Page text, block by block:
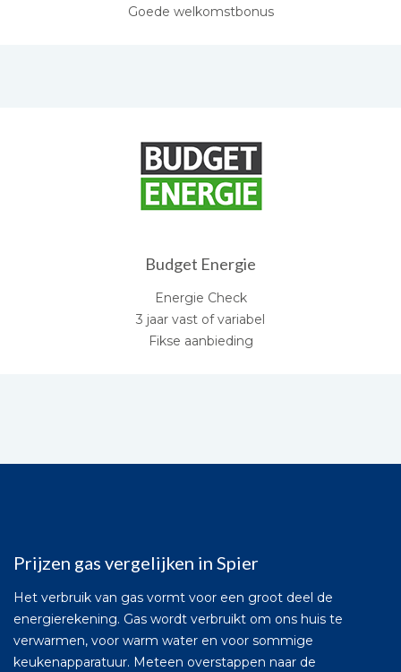
Goede welkomstbonus
Budget Energie
Energie Check
3 jaar vast of variabel
Fikse aanbieding
Prijzen gas vergelijken in Spier
Het verbruik van gas vormt voor een groot deel de
energierekening. Gas wordt verbruikt om ons huis te
verwarmen, voor warm water en voor sommige
keukenapparatuur. Meteen overstappen naar de